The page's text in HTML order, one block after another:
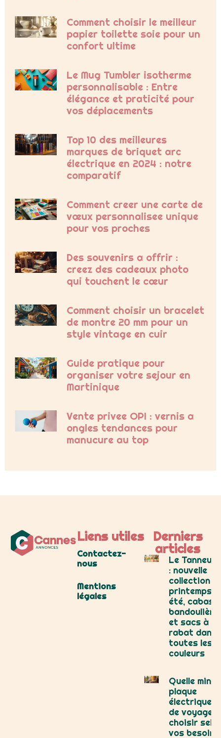
Comment choisir le meilleur
papier toilette soie pour un
confort ultime
Le Mug Tumbler isotherme
personnalisable : Entre
élégance et praticité pour
vos déplacements
Top 10 des meilleures
marques de briquet arc
électrique en 2024 : notre
comparatif
Comment creer une carte de
vœux personnalisee unique
pour vos proches
Des souvenirs a offrir :
creez des cadeaux photo
qui touchent le cœur
Comment choisir un bracelet
de montre 20 mm pour un
style vintage en cuir
Guide pratique pour
organiser votre sejour en
Martinique
Vente privee OPI : vernis a
ongles tendances pour
manucure au top
Liens utiles
Contactez-
nous
Mentions
légales
Derniers
articles
Le Tanneur
: nouvelle
collection
printemps-
été, cabas,
bandoulière
et sacs à
rabat dans
toutes les
couleurs
Quelle mini
plaque
électrique
de voyage
choisir
vos besoins